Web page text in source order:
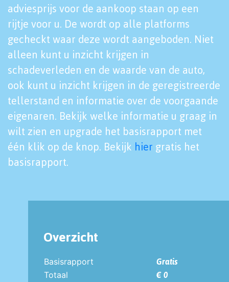
adviesprijs voor de aankoop staan op een
rijtje voor u. De wordt op alle platforms
gecheckt waar deze wordt aangeboden. Niet
alleen kunt u inzicht krijgen in
schadeverleden en de waarde van de auto,
ook kunt u inzicht krijgen in de geregistreerde
tellerstand en informatie over de voorgaande
eigenaren. Bekijk welke informatie u graag in
wilt zien en upgrade het basisrapport met
één klik op de knop. Bekijk hier gratis het
basisrapport.
Overzicht
Basisrapport
Gratis
Totaal
€ 0